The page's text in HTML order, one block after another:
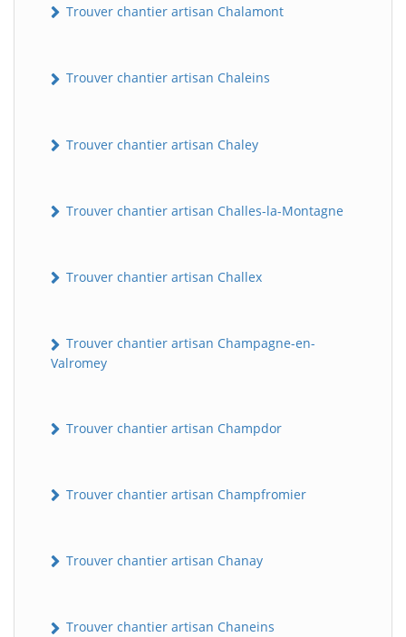
Trouver chantier artisan Chalamont
Trouver chantier artisan Chaleins
Trouver chantier artisan Chaley
Trouver chantier artisan Challes-la-Montagne
Trouver chantier artisan Challex
Trouver chantier artisan Champagne-en-
Valromey
Trouver chantier artisan Champdor
Trouver chantier artisan Champfromier
Trouver chantier artisan Chanay
Trouver chantier artisan Chaneins